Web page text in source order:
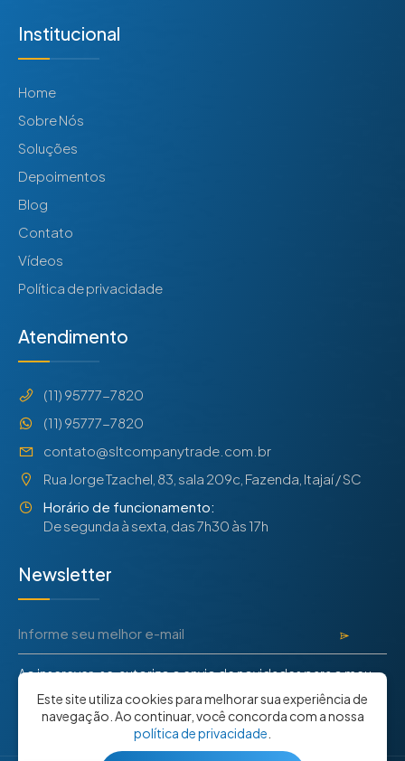
Institucional
Home
Sobre Nós
Soluções
Depoimentos
Blog
Contato
Vídeos
Política de privacidade
Atendimento
(11) 95777-7820
(11) 95777-7820
contato@sltcompanytrade.com.br
Rua Jorge Tzachel, 83, sala 209c, Fazenda, Itajaí / SC
Horário de funcionamento:
De segunda à sexta, das 7h30 às 17h
Newsletter
Ao inscrever-se, autorizo o envio de novidades para o meu
e-mail de acordo com a
Política de Privacidade
Este site utiliza cookies para melhorar sua experiência de
navegação. Ao continuar, você concorda com a nossa
política de privacidade